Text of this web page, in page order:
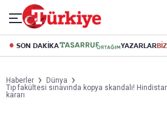
SON DAKİKA YAZARLAR
Haberler
Dünya
Tıp fakültesi sınavında kopya skandalı!
kararı